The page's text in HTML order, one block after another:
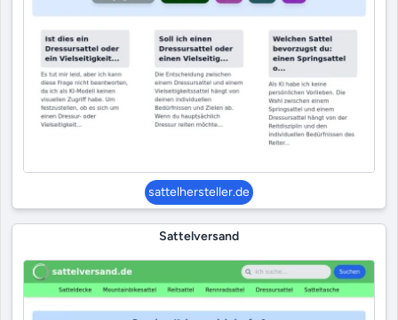
sattelhersteller.de
Sattelversand